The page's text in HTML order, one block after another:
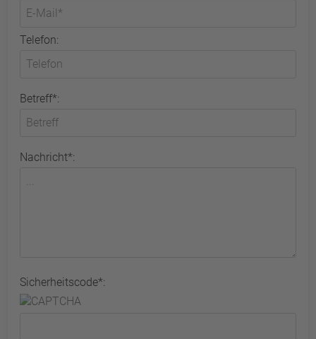
Telefon:
Betreff*:
Nachricht*:
Sicherheitscode*: